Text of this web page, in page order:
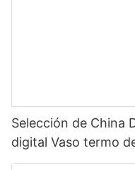
Selección de China
digital Vaso termo
inteligente de acero